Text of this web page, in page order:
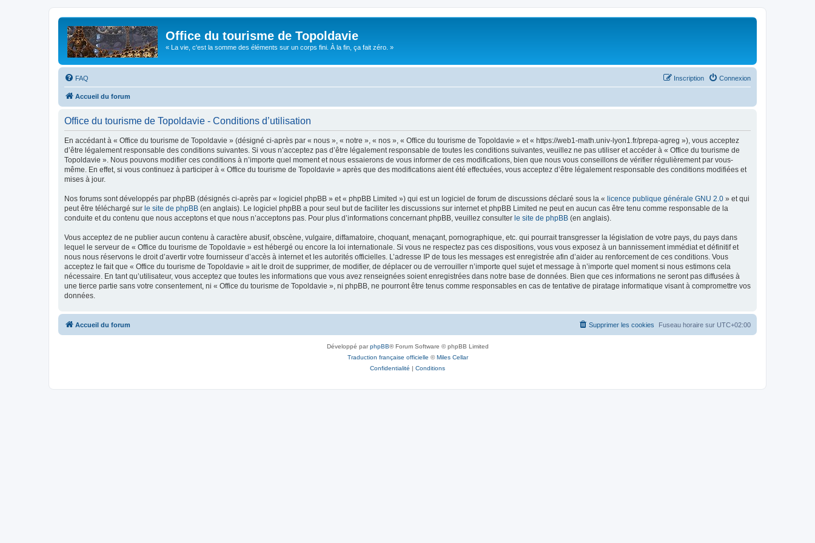
Office du tourisme de Topoldavie
« La vie, c'est la somme des éléments sur un corps fini. À la fin, ça fait zéro. »
FAQ Connexion
Inscription
Accueil du forum
Office du tourisme de Topoldavie - Conditions d’utilisation
En accédant à « Office du tourisme de Topoldavie » (désigné ci-après par « nous », « notre », « nos », « Office du tourisme de Topoldavie » et « https://web1-math.univ-lyon1.fr/prepa-agreg »), vous acceptez
d’être légalement responsable des conditions suivantes. Si vous n’acceptez pas d’être légalement responsable de toutes les conditions suivantes, veuillez ne pas utiliser et accéder à « Office du tourisme de
Topoldavie ». Nous pouvons modifier ces conditions à n’importe quel moment et nous essaierons de vous informer de ces modifications, bien que nous vous conseillons de vérifier régulièrement par vous-
même. En effet, si vous continuez à participer à « Office du tourisme de Topoldavie » après que des modifications aient été effectuées, vous acceptez d’être légalement responsable des conditions modifiées et
mises à jour.
Nos forums sont développés par phpBB (désignés ci-après par « logiciel phpBB » et « phpBB Limited ») qui est un logiciel de forum de discussions déclaré sous la « licence publique générale GNU 2.0 » et qui
peut être téléchargé sur le site de phpBB (en anglais). Le logiciel phpBB a pour seul but de faciliter les discussions sur internet et phpBB Limited ne peut en aucun cas être tenu comme responsable de la
conduite et du contenu que nous acceptons et que nous n’acceptons pas. Pour plus d’informations concernant phpBB, veuillez consulter le site de phpBB (en anglais).
Vous acceptez de ne publier aucun contenu à caractère abusif, obscène, vulgaire, diffamatoire, choquant, menaçant, pornographique, etc. qui pourrait transgresser la législation de votre pays, du pays dans
lequel le serveur de « Office du tourisme de Topoldavie » est hébergé ou encore la loi internationale. Si vous ne respectez pas ces dispositions, vous vous exposez à un bannissement immédiat et définitif et
nous nous réservons le droit d’avertir votre fournisseur d’accès à internet et les autorités officielles. L’adresse IP de tous les messages est enregistrée afin d’aider au renforcement de ces conditions. Vous
acceptez le fait que « Office du tourisme de Topoldavie » ait le droit de supprimer, de modifier, de déplacer ou de verrouiller n’importe quel sujet et message à n’importe quel moment si nous estimons cela
nécessaire. En tant qu’utilisateur, vous acceptez que toutes les informations que vous avez renseignées soient enregistrées dans notre base de données. Bien que ces informations ne seront pas diffusées à
une tierce partie sans votre consentement, ni « Office du tourisme de Topoldavie », ni phpBB, ne pourront être tenus comme responsables en cas de tentative de piratage informatique visant à compromettre vos
données.
Accueil du forum Fuseau horaire sur UTC+02:00
Supprimer les cookies
Développé parphpBB® Forum Software © phpBB Limited
Traduction française officielle ©Miles Cellar
Confidentialité | Conditions